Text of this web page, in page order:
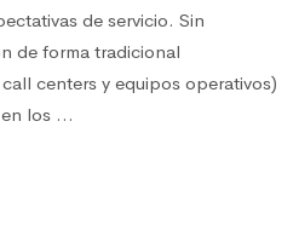
de servicio. Sin
de forma tradicional
centers y equipos operativos)
en los …